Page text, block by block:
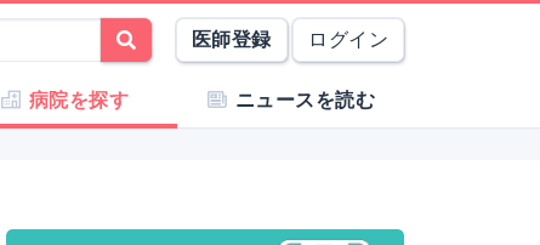
医師登録 ログイン
病院を探す ニュースを読む